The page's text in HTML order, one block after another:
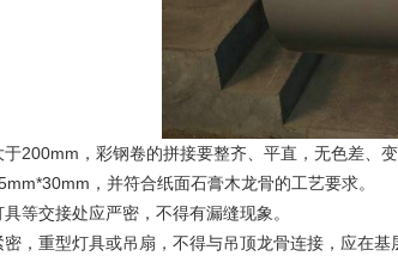
，彩钢卷的拼接要整齐、平直，无色差、变
，并符合纸面石膏木龙骨的工艺要求。
交接处应严密，不得有漏缝现象。
重型灯具或吊扇，不得与吊顶龙骨连接，应在基